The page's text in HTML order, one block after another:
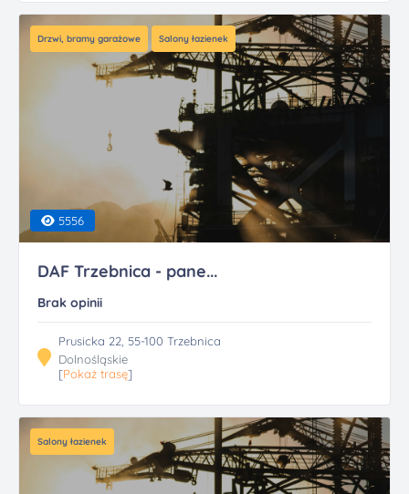
Drzwi, bramy garażowe Salony łazienek
5556
DAF Trzebnica - pane...
Brak opinii
Prusicka 22, 55-100 Trzebnica
Dolnośląskie
[Pokaż trasę]
Salony łazienek